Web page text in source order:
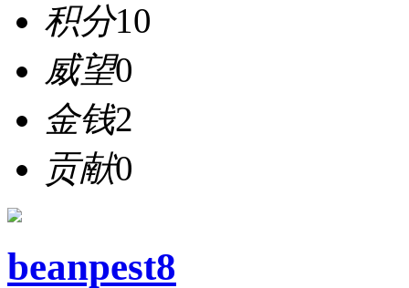
积分10
威望0
金钱2
贡献0
beanpest8